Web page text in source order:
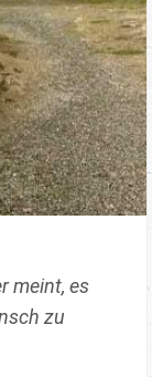
meint, es
zu